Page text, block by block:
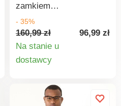
zamkiem
błyskawicznym z
łatwością uzupełni
każdą stylizację.
szczotkowany od
błyskawiczny z przodu.
Dekolt typu bomber.
- 35%
160,99 zł
96,99 zł
Na stanie u
dostawcy